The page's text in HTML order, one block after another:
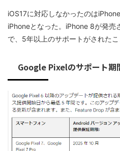
iOS17に対応しなかったのは
iPhoneとなった。iPhone 8が発
で、5年以上のサポートがされたこ
Google Pixelのサポート期